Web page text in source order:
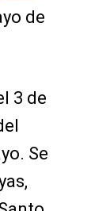
de
3 de
Se